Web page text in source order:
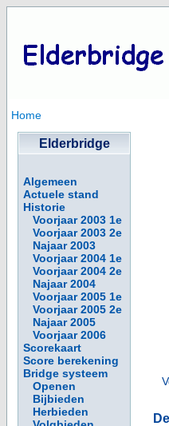
Home
Elderbridge
Algemeen
Actuele stand
Historie
Voorjaar 2003 1e
Voorjaar 2003 2e
Najaar 2003
Voorjaar 2004 1e
Voorjaar 2004 2e
Najaar 2004
Voorjaar 2005 1e
Voorjaar 2005 2e
Najaar 2005
Voorjaar 2006
Scorekaart
Score berekening
Bridge systeem
Openen
Bijbieden
Herbieden